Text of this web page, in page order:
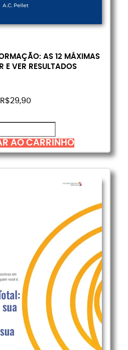
AS 12 MÁXIMAS
E VER RESULTADOS
R$29,90
AO CARRINHO